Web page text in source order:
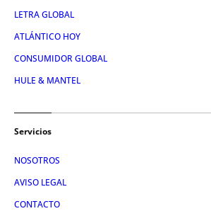
LETRA GLOBAL
ATLÁNTICO HOY
CONSUMIDOR GLOBAL
HULE & MANTEL
Servicios
NOSOTROS
AVISO LEGAL
CONTACTO